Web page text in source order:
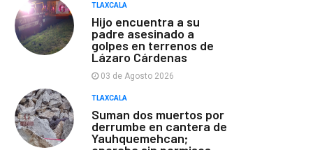
TLAXCALA
Hijo encuentra a su
padre asesinado a
golpes en terrenos de
Lázaro Cárdenas
03 de Agosto 2026
TLAXCALA
Suman dos muertos por
derrumbe en cantera de
Yauhquemehcan;